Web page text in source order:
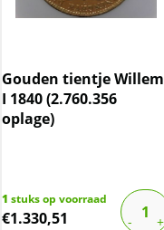
Gouden tientje Willem
I 1840 (2.760.356
oplage)
1 stuks op voorraad
€1.330,51